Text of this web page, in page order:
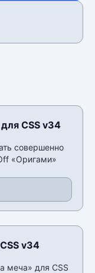
CSS v34
совершенно
«Оригами»
v34
меча» для CSS